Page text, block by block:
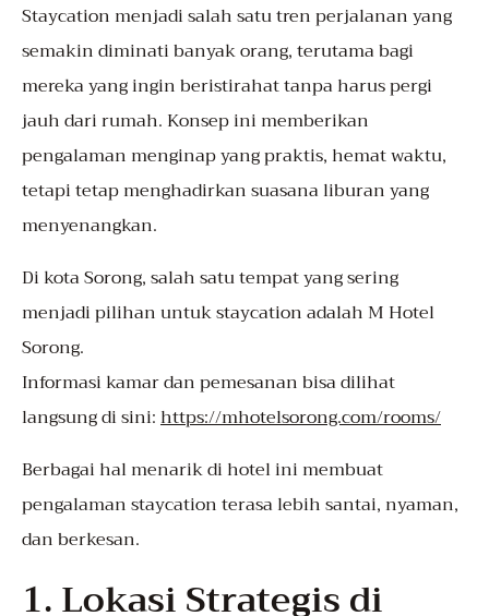
Staycation menjadi salah satu tren perjalanan yang
semakin diminati banyak orang, terutama bagi
mereka yang ingin beristirahat tanpa harus pergi
jauh dari rumah. Konsep ini memberikan
pengalaman menginap yang praktis, hemat waktu,
tetapi tetap menghadirkan suasana liburan yang
menyenangkan.
Di kota Sorong, salah satu tempat yang sering
menjadi pilihan untuk staycation adalah M Hotel
Sorong.
Informasi kamar dan pemesanan bisa dilihat
langsung di sini:https://mhotelsorong.com/rooms/
Berbagai hal menarik di hotel ini membuat
pengalaman staycation terasa lebih santai, nyaman,
dan berkesan.
1. Lokasi Strategis di